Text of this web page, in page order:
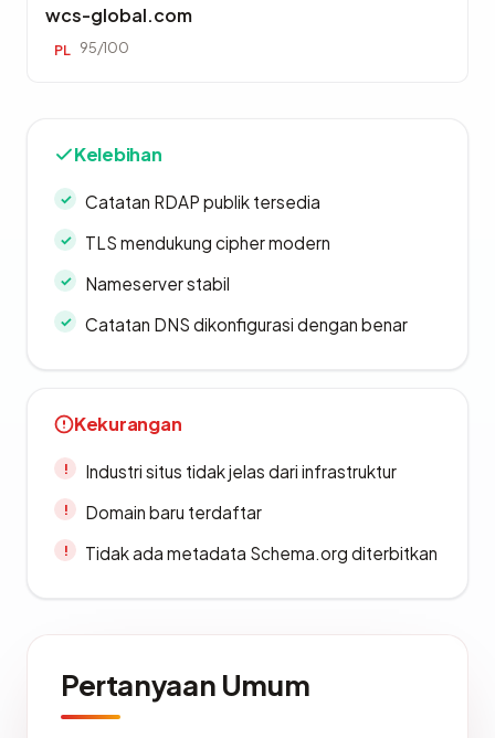
wcs-global.com
PL 95/100
Kelebihan
Catatan RDAP publik tersedia
TLS mendukung cipher modern
Nameserver stabil
Catatan DNS dikonfigurasi dengan benar
Kekurangan
Industri situs tidak jelas dari infrastruktur
Domain baru terdaftar
Tidak ada metadata Schema.org diterbitkan
Pertanyaan Umum